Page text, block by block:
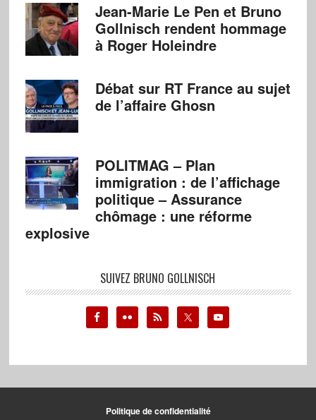
Jean-Marie Le Pen et Bruno
Gollnisch rendent hommage
à Roger Holeindre
Débat sur RT France au sujet
de l’affaire Ghosn
POLITMAG – Plan
immigration : de l’affichage
politique – Assurance
chômage : une réforme
explosive
SUIVEZ BRUNO GOLLNISCH
Politique de confidentialité